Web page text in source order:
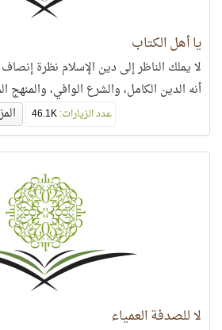
يا أهل الكتاب
لا يملك الناظر إلى دين الإسلام نظرة
أنه الدين الكامل، والشرع الوافي، والمنهج
عدد الزيارات:46.1K
لا للصدفة العمياء